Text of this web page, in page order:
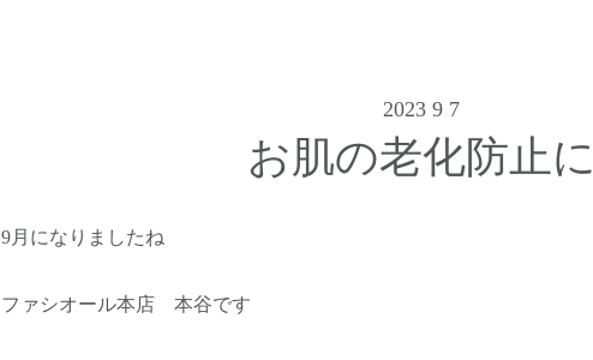
2023 9 7
お肌の老化防止に
9月になりましたね
ファシオール本店 本谷です